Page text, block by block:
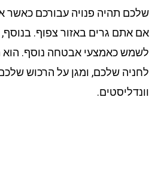
תהיה פנויה עבורכם כאשר אתם
אתם גרים באזור צפוף. בנוסף,
כאמצעי אבטחה נוסף. הוא מונע
שלכם, ומגן על הרכוש שלכם